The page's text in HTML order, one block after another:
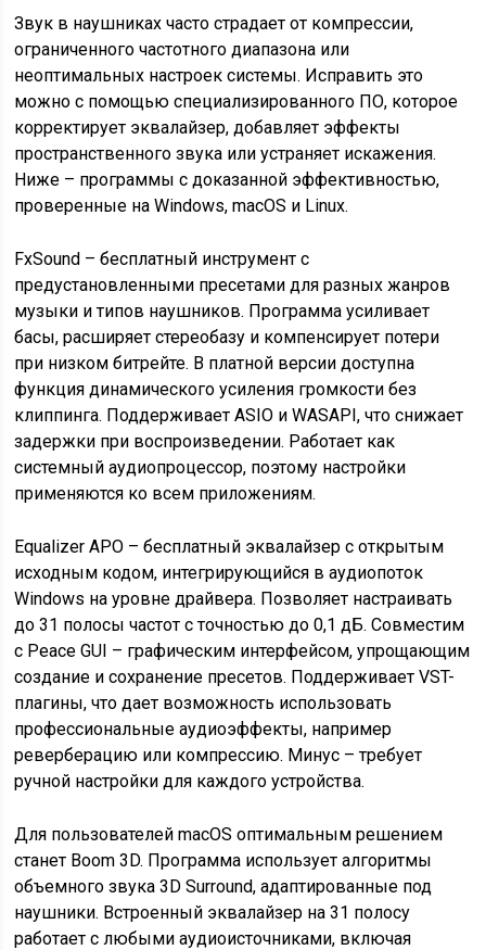
Звук в наушниках часто страдает от компрессии,
ограниченного частотного диапазона или
неоптимальных настроек системы. Исправить это
можно с помощью специализированного ПО, которое
корректирует эквалайзер, добавляет эффекты
пространственного звука или устраняет искажения.
Ниже – программы с доказанной эффективностью,
проверенные на Windows, macOS и Linux.
FxSound – бесплатный инструмент с
предустановленными пресетами для разных жанров
музыки и типов наушников. Программа усиливает
басы, расширяет стереобазу и компенсирует потери
при низком битрейте. В платной версии доступна
функция динамического усиления громкости без
клиппинга. Поддерживает ASIO и WASAPI, что снижает
задержки при воспроизведении. Работает как
системный аудиопроцессор, поэтому настройки
применяются ко всем приложениям.
Equalizer APO – бесплатный эквалайзер с открытым
исходным кодом, интегрирующийся в аудиопоток
Windows на уровне драйвера. Позволяет настраивать
до 31 полосы частот с точностью до 0,1 дБ. Совместим
с Peace GUI – графическим интерфейсом, упрощающим
создание и сохранение пресетов. Поддерживает VST-
плагины, что дает возможность использовать
профессиональные аудиоэффекты, например
реверберацию или компрессию. Минус – требует
ручной настройки для каждого устройства.
Для пользователей macOS оптимальным решением
станет Boom 3D. Программа использует алгоритмы
объемного звука 3D Surround, адаптированные под
наушники. Встроенный эквалайзер на 31 полосу
работает с любыми аудиоисточниками, включая